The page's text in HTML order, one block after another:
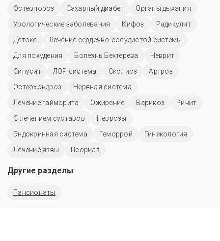
Остеопороз
Сахарный диабет
Органы дыхания
Урологические заболевания
Кифоз
Радикулит
Детокс
Лечение сердечно-сосудистой системы
Для похудения
Болезнь Бехтерева
Неврит
Синусит
ЛОР система Сколиоз
Артроз
Остеохондроз
Нервная система
Лечение гайморита
Ожирение Варикоз
Ринит
С лечением суставов
Неврозы
Эндокринная система
Геморрой
Гинекология
Лечение язвы
Псориаз
Другие разделы
Пансионаты